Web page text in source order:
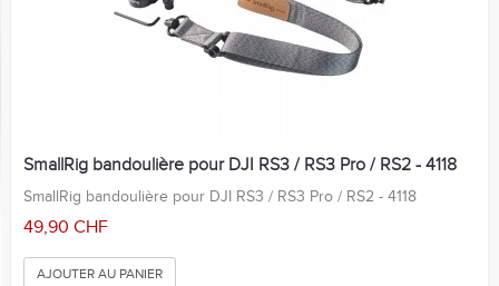
SmallRig bandoulière pour DJI RS3 / RS3 Pro / RS2 - 4118
SmallRig bandoulière pour DJI RS3 / RS3 Pro / RS2 - 4118
49,90 CHF
AJOUTER AU PANIER